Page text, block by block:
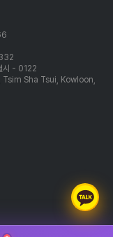
시 - 0122
Sha Tsui, Kowloon,